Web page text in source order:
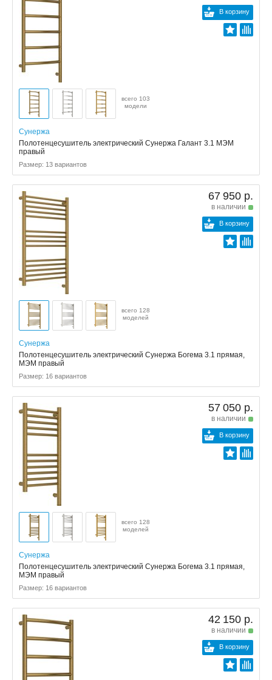
В корзину
всего 103
модели
Сунержа
Полотенцесушитель электрический Сунержа Галант 3.1 МЭМ
правый
Размер: 13 вариантов
67 950 р.
в наличии
В корзину
всего 128
моделей
Сунержа
Полотенцесушитель электрический Сунержа Богема 3.1 прямая,
МЭМ правый
Размер: 16 вариантов
57 050 р.
в наличии
В корзину
всего 128
моделей
Сунержа
Полотенцесушитель электрический Сунержа Богема 3.1 прямая,
МЭМ правый
Размер: 16 вариантов
42 150 р.
в наличии
В корзину